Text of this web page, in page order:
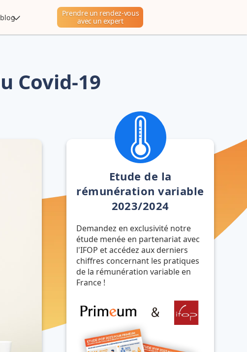
Prendre un rendez-vous
avec un expert
Covid-19
Etude de la
rémunération variable
2023/2024
Demandez en exclusivité notre
étude menée en partenariat avec
l'IFOP et accédez aux derniers
chiffres concernant les pratiques
de la rémunération variable en
France !